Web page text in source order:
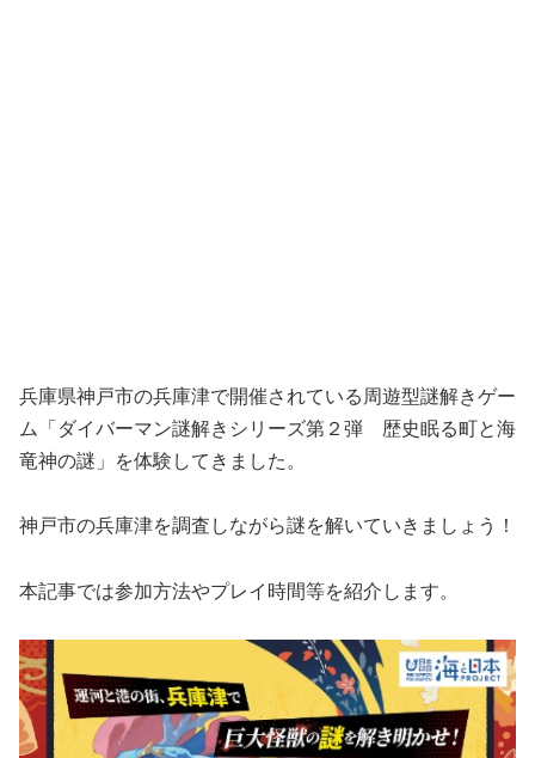
兵庫県神戸市の兵庫津で開催されている周遊型謎解きゲー
ム「ダイバーマン謎解きシリーズ第２弾 歴史眠る町と海
竜神の謎」を体験してきました。
神戸市の兵庫津を調査しながら謎を解いていきましょう！
本記事では参加方法やプレイ時間等を紹介します。